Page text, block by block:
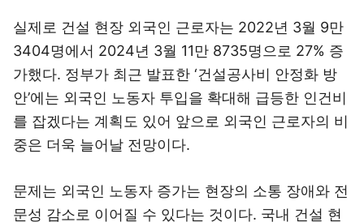
실제로 건설 현장 외국인 근로자는 2022년 3월 9만
3404명에서 2024년 3월 11만 8735명으로 27% 증
가했다. 정부가 최근 발표한 ‘건설공사비 안정화 방
안’에는 외국인 노동자 투입을 확대해 급등한 인건비
를 잡겠다는 계획도 있어 앞으로 외국인 근로자의 비
중은 더욱 늘어날 전망이다.
문제는 외국인 노동자 증가는 현장의 소통 장애와 전
문성 감소로 이어질 수 있다는 것이다. 국내 건설 현